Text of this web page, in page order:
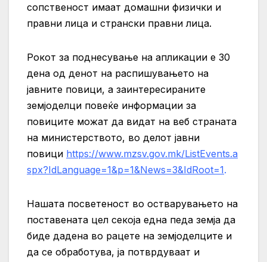
сопственост имаат домашни физички и
правни лица и странски правни лица.
Рокот за поднесување на апликации е 30
дена од денот на распишувањето на
јавните повици, а заинтересираните
земјоделци повеќе информации за
повиците можат да видат на веб страната
на министерството, во делот јавни
повици https://www.mzsv.gov.mk/ListEvents.a
spx?IdLanguage=1&p=1&News=3&IdRoot=1.
Нашата посветеност во остварувањето на
поставената цел секоја една педа земја да
биде дадена во рацете на земјоделците и
да се обработува, ја потврдуваат и